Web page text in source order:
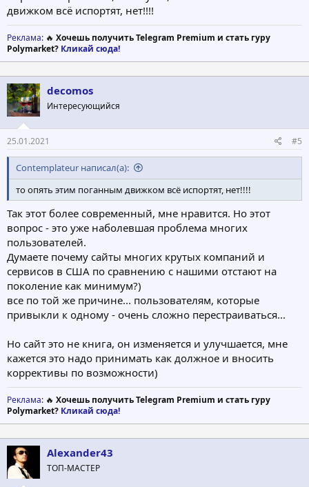
движком всё испортят, нет!!!!
Реклама: 🔥 Хочешь получить Telegram Premium и стать гуру
Polymarket? Кликай сюда!
decomos
Интересующийся
25.01.2021 #5
Contemplateur написал(а):
то опять этим поганным движком всё испортят, нет!!!!
Так этот более современный, мне нравится. Но этот
вопрос - это уже наболевшая проблема многих
пользователей.
Думаете почему сайты многих крутых компаний и
сервисов в США по сравнению с нашими отстают на
поколение как минимум?)
все по той же причине... пользователям, которые
привыкли к одному - очень сложно перестраиваться...
Но сайт это не книга, он изменяется и улучшается, мне
кажется это надо принимать как должное и вносить
коррективы по возможности)
Реклама: 🔥 Хочешь получить Telegram Premium и стать гуру
Polymarket? Кликай сюда!
Alexander43
ТОП-МАСТЕР